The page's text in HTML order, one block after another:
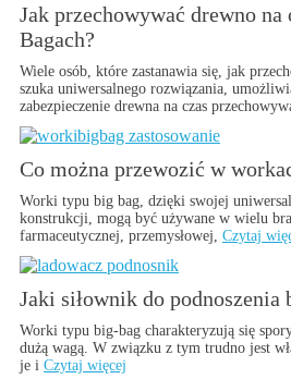
Jak przechowywać drewno na
Bagach?
Wiele osób, które zastanawia się, jak
szuka uniwersalnego rozwiązania,
zabezpieczenie drewna na czas
Co można przewozić w
Worki typu big bag, dzięki swojej
konstrukcji, mogą być używane w wielu
farmaceutycznej, przemysłowej, Czytaj
Jaki siłownik do podnoszenia
Worki typu big-bag charakteryzują się
dużą wagą. W związku z tym trudno jest
je i Czytaj więcej